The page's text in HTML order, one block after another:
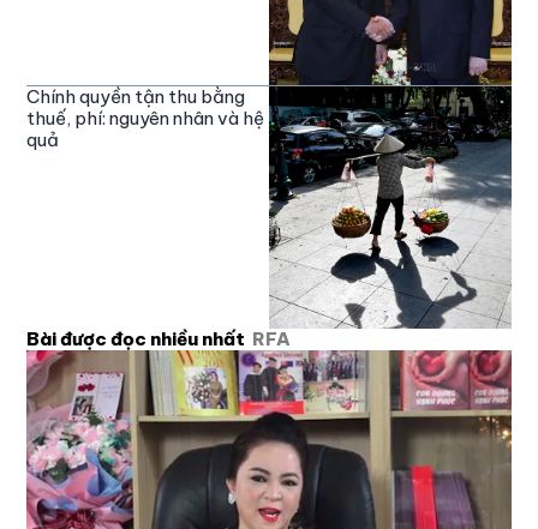
Chính quyền tận thu bằng
thuế, phí: nguyên nhân và hệ
quả
Bài được đọc nhiều nhất RFA